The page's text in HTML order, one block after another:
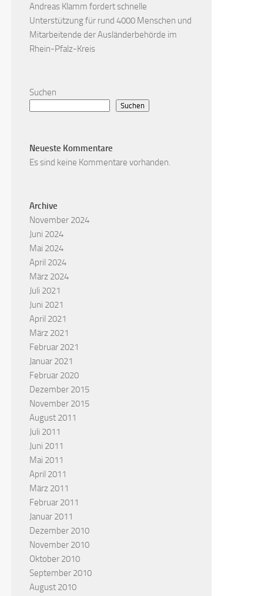
Andreas Klamm fordert schnelle
Unterstützung für rund 4000 Menschen und
Mitarbeitende der Ausländerbehörde im
Rhein-Pfalz-Kreis
Suchen
Suchen
Neueste Kommentare
Es sind keine Kommentare vorhanden.
Archive
November 2024
Juni 2024
Mai 2024
April 2024
März 2024
Juli 2021
Juni 2021
April 2021
März 2021
Februar 2021
Januar 2021
Februar 2020
Dezember 2015
November 2015
August 2011
Juli 2011
Juni 2011
Mai 2011
April 2011
März 2011
Februar 2011
Januar 2011
Dezember 2010
November 2010
Oktober 2010
September 2010
August 2010